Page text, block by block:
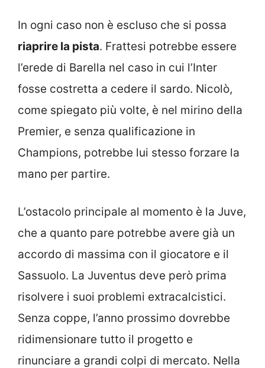
In ogni caso non è escluso che si possa
riaprire la pista. Frattesi potrebbe essere
l’erede di Barella nel caso in cui l’Inter
fosse costretta a cedere il sardo. Nicolò,
come spiegato più volte, è nel mirino della
Premier, e senza qualificazione in
Champions, potrebbe lui stesso forzare la
mano per partire.
L’ostacolo principale al momento è la Juve,
che a quanto pare potrebbe avere già un
accordo di massima con il giocatore e il
Sassuolo. La Juventus deve però prima
risolvere i suoi problemi extracalcistici.
Senza coppe, l’anno prossimo dovrebbe
ridimensionare tutto il progetto e
rinunciare a grandi colpi di mercato. Nella